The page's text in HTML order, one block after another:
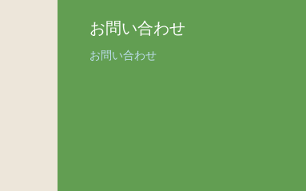
お問い合わせ
お問い合わせ